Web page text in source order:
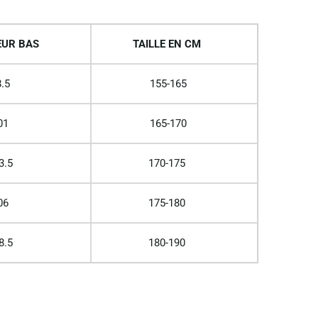
BAS TAILLE EN CM
155-165
165-170
170-175
175-180
180-190